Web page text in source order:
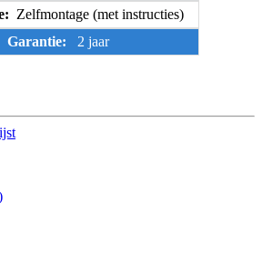
Zelfmontage (met instructies)
Garantie: 2 jaar